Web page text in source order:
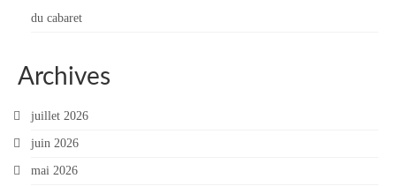
du cabaret
Archives
juillet 2026
juin 2026
mai 2026